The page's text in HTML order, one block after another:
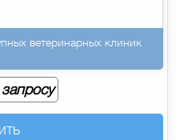
ветеринарных клиник